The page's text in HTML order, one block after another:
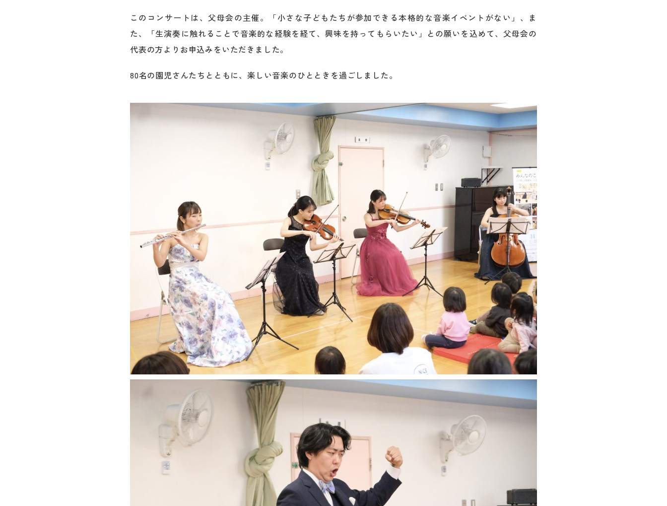
このコンサートは、父母会の主催。「小さな子どもたちが参加できる本格的な音楽イベントがない」、ま
た、「生演奏に触れることで音楽的な経験を経て、興味を持ってもらいたい」との願いを込めて、父母会の
代表の方よりお申込みをいただきました。
80名の園児さんたちとともに、楽しい音楽のひとときを過ごしました。